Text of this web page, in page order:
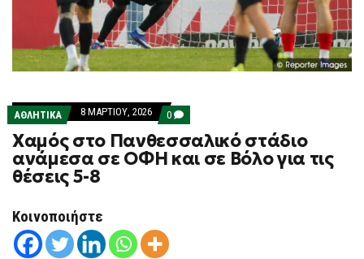
ΑΘΛΗΤΙΚΑ 8 ΜΑΡΤΊΟΥ, 2026 0 COMMENTS
ON
ΧΑΜΌΣ
ΣΤΟ
ΠΑΝΘΕΣΣΑΛΙΚΌ
Χαμός στο Πανθεσσαλικό στάδιο
ανάμεσα σε ΟΦΗ και σε Βόλο για τις
θέσεις 5-8
Κοινοποιήστε